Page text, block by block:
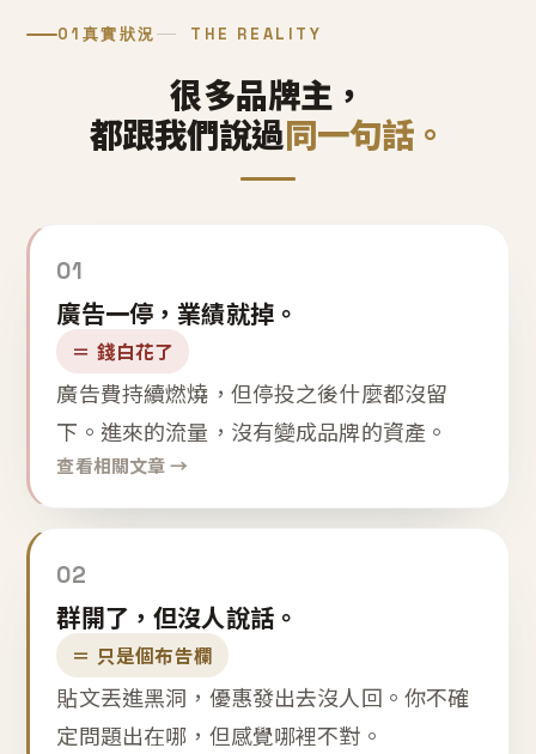
01 真實狀況 THE REALITY
很多品牌主，
都跟我們說過同一句話。
01
廣告一停，業績就掉。
＝ 錢白花了
廣告費持續燃燒，但停投之後什麼都沒留
下。進來的流量，沒有變成品牌的資產。
查看相關文章 →
02
群開了，但沒人說話。
＝ 只是個布告欄
貼文丟進黑洞，優惠發出去沒人回。你不確
定問題出在哪，但感覺哪裡不對。